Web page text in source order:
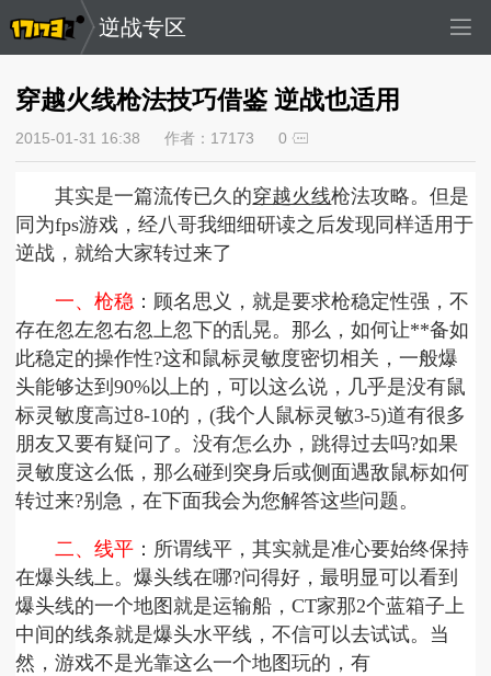
逆战专区
穿越火线枪法技巧借鉴 逆战也适用
2015-01-31 16:38 作者：17173 0
其实是一篇流传已久的穿越火线枪法攻略。但是
同为fps游戏，经八哥我细细研读之后发现同样适用于
逆战，就给大家转过来了
一、枪稳 ：顾名思义，就是要求枪稳定性强，不
存在忽左忽右忽上忽下的乱晃。那么，如何让**备如
此稳定的操作性?这和鼠标灵敏度密切相关，一般爆
头能够达到90%以上的，可以这么说，几乎是没有鼠
标灵敏度高过8-10的，(我个人鼠标灵敏3-5)道有很多
朋友又要有疑问了。没有怎么办，跳得过去吗?如果
灵敏度这么低，那么碰到突身后或侧面遇敌鼠标如何
转过来?别急，在下面我会为您解答这些问题。
二、线平 ：所谓线平，其实就是准心要始终保持
在爆头线上。爆头线在哪?问得好，最明显可以看到
爆头线的一个地图就是运输船，CT家那2个蓝箱子上
中间的线条就是爆头水平线，不信可以去试试。当
然，游戏不是光靠这么一个地图玩的，有